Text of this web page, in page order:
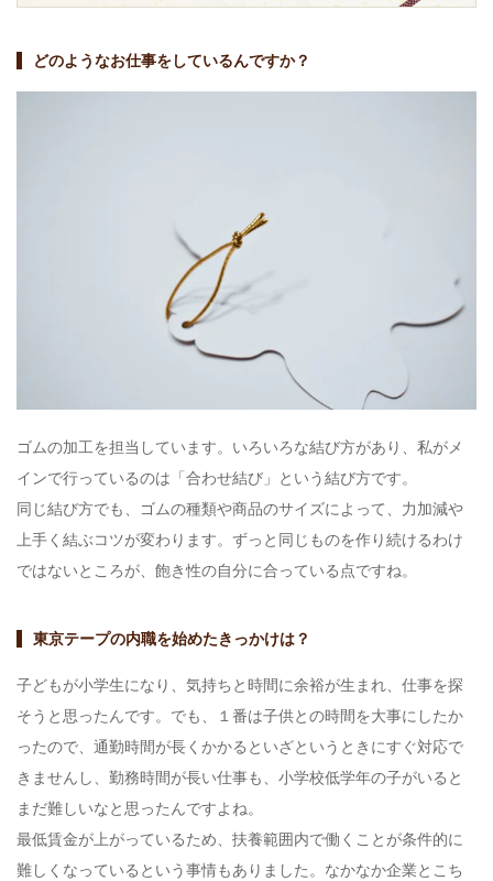
どのようなお仕事をしているんですか？
ゴムの加工を担当しています。いろいろな結び方があり、私がメ
インで行っているのは「合わせ結び」という結び方です。
同じ結び方でも、ゴムの種類や商品のサイズによって、力加減や
上手く結ぶコツが変わります。ずっと同じものを作り続けるわけ
ではないところが、飽き性の自分に合っている点ですね。
東京テープの内職を始めたきっかけは？
子どもが小学生になり、気持ちと時間に余裕が生まれ、仕事を探
そうと思ったんです。でも、１番は子供との時間を大事にしたか
ったので、通勤時間が長くかかるといざというときにすぐ対応で
きませんし、勤務時間が長い仕事も、小学校低学年の子がいると
まだ難しいなと思ったんですよね。
最低賃金が上がっているため、扶養範囲内で働くことが条件的に
難しくなっているという事情もありました。なかなか企業とこち